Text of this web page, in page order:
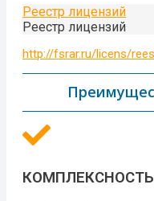
Реестр лицензий
Реестр лицензий
http://fsrar.ru/licens/
КОМПЛЕКСНОСТЬ